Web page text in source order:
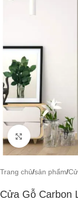
Click to enlarge
Trang chủ/sản phẩm/
Cửa Gỗ Carbon